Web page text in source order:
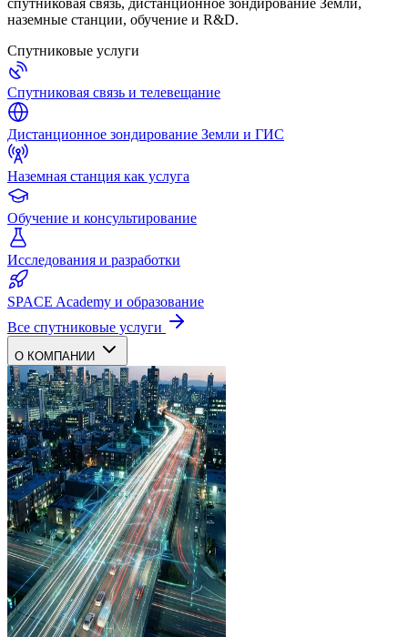
спутниковая связь, дистанционное зондирование Земли,
наземные станции, обучение и R&D.
Спутниковые услуги
Спутниковая связь и телевещание
Дистанционное зондирование Земли и ГИС
Наземная станция как услуга
Обучение и консультирование
Исследования и разработки
SPACE Academy и образование
Все спутниковые услуги
О КОМПАНИИ